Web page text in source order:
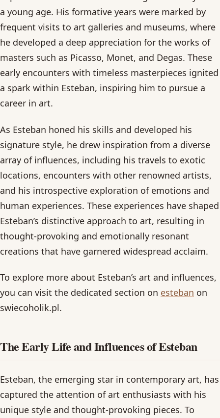
a young age. His formative years were marked by
frequent visits to art galleries and museums, where
he developed a deep appreciation for the works of
masters such as Picasso, Monet, and Degas. These
early encounters with timeless masterpieces ignited
a spark within Esteban, inspiring him to pursue a
career in art.
As Esteban honed his skills and developed his
signature style, he drew inspiration from a diverse
array of influences, including his travels to exotic
locations, encounters with other renowned artists,
and his introspective exploration of emotions and
human experiences. These experiences have shaped
Esteban’s distinctive approach to art, resulting in
thought-provoking and emotionally resonant
creations that have garnered widespread acclaim.
To explore more about Esteban’s art and influences,
you can visit the dedicated section on esteban on
swiecoholik.pl.
The Early Life and Influences of Esteban
Esteban, the emerging star in contemporary art, has
captured the attention of art enthusiasts with his
unique style and thought-provoking pieces. To